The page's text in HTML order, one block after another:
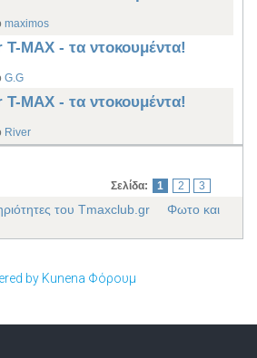
maximos
MAX - τα ντοκουμέντα!
G.G
MAX - τα ντοκουμέντα!
River
Σελίδα: 1 2 3
του Tmaxclub.gr
Φωτο και
by Kunena Φόρουμ